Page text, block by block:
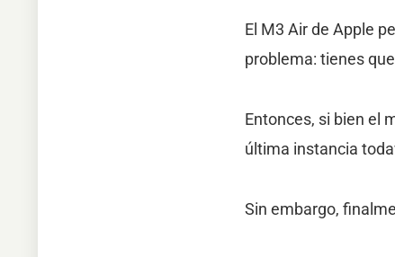
El M3 Air de Apple
problema: tienes
Entonces, si bien el
última instancia
Sin embargo,